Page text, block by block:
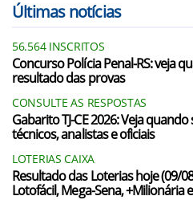
Últimas notícias
56.564 INSCRITOS
Concurso Polícia Penal-RS: veja
resultado das provas
CONSULTE AS RESPOSTAS
Gabarito TJ-CE 2026: Veja
técnicos, analistas e oficiais
LOTERIAS CAIXA
Resultado das Loterias hoje (09/
Lotofácil, Mega-Sena, +Milionária